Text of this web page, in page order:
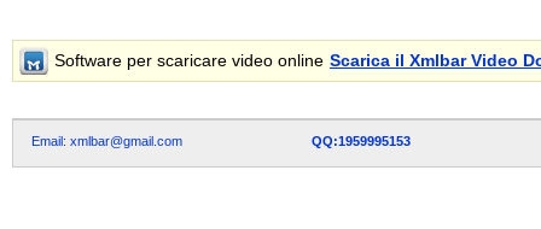
Software per scaricare video online Scarica il Xmlbar Video
Email: xmlbar@gmail.com QQ:1959995153